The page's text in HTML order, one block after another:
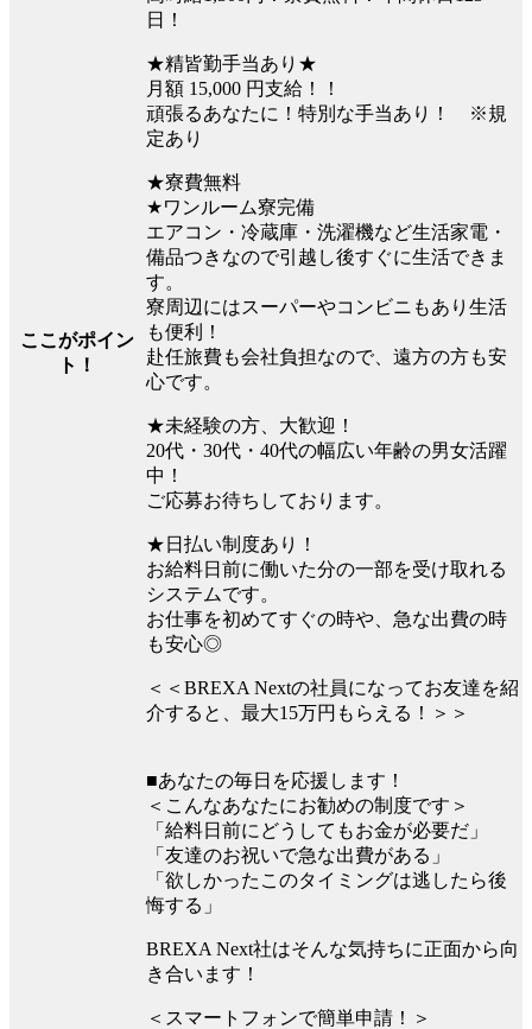
ここがポイン
ト！
日！
★精皆勤手当あり★
月額 15,000 円支給！！
頑張るあなたに！特別な手当あり！ ※規
定あり
★寮費無料
★ワンルーム寮完備
エアコン・冷蔵庫・洗濯機など生活家電・
備品つきなので引越し後すぐに生活できま
す。
寮周辺にはスーパーやコンビニもあり生活
も便利！
赴任旅費も会社負担なので、遠方の方も安
心です。
★未経験の方、大歓迎！
20代・30代・40代の幅広い年齢の男女活躍
中！
ご応募お待ちしております。
★日払い制度あり！
お給料日前に働いた分の一部を受け取れる
システムです。
お仕事を初めてすぐの時や、急な出費の時
も安心◎
＜＜BREXA Nextの社員になってお友達を紹
介すると、最大15万円もらえる！＞＞
■あなたの毎日を応援します！
＜こんなあなたにお勧めの制度です＞
「給料日前にどうしてもお金が必要だ」
「友達のお祝いで急な出費がある」
「欲しかったこのタイミングは逃したら後
悔する」
BREXA Next社はそんな気持ちに正面から向
き合います！
＜スマートフォンで簡単申請！＞